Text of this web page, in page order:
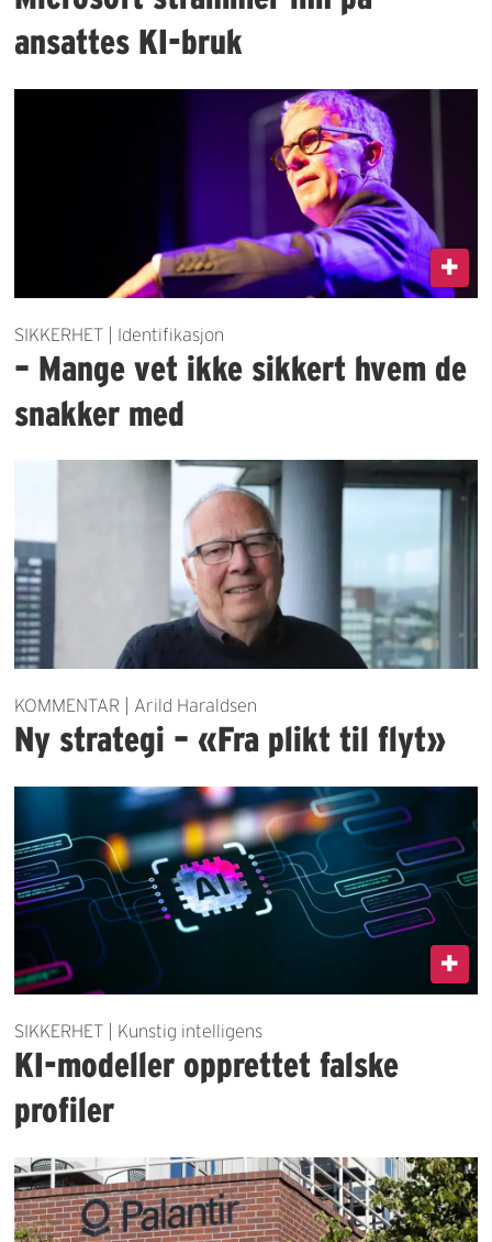
ansattes KI-bruk
SIKKERHET | Identifikasjon
– Mange vet ikke sikkert hvem de
snakker med
KOMMENTAR | Arild Haraldsen
Ny strategi – «Fra plikt til flyt»
SIKKERHET | Kunstig intelligens
KI-modeller opprettet falske
profiler